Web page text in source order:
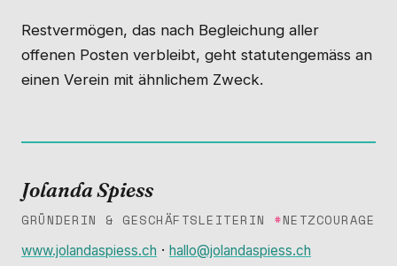
Restvermögen, das nach Begleichung aller
offenen Posten verbleibt, geht statutengemäss an
einen Verein mit ähnlichem Zweck.
Jolanda Spiess
GRÜNDERIN & GESCHÄFTSLEITERIN #NETZCOURAGE
www.jolandaspiess.ch · hallo@jolandaspiess.ch